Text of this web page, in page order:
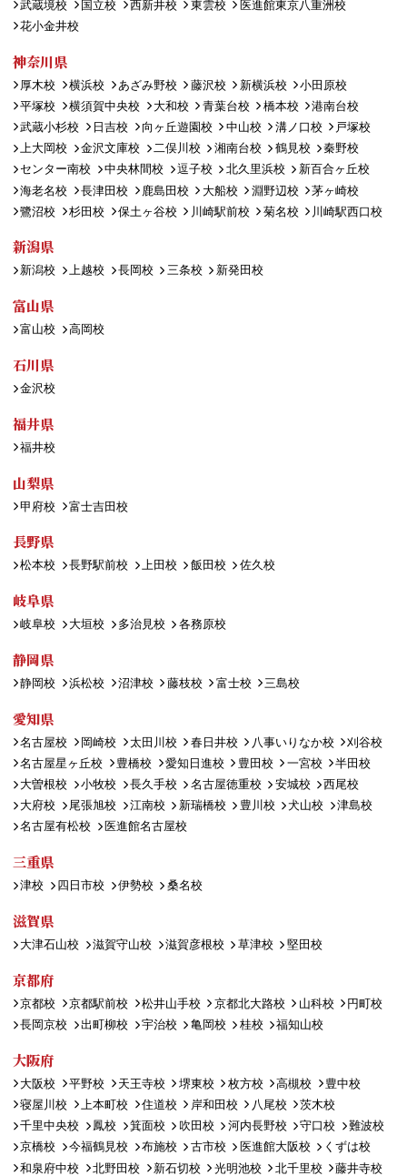
武蔵境校 国立校 西新井校 東雲校
医進館東京八重洲校
花小金井校
神奈川県
厚木校 横浜校 あざみ野校 藤沢校 新横浜校
小田原校
平塚校
横須賀中央校 大和校 青葉台校 橋本校
港南台校
武蔵小杉校
日吉校 向ヶ丘遊園校 中山校 溝ノ口校
戸塚校
上大岡校
金沢文庫校 二俣川校 湘南台校 鶴見校
秦野校
センター南校
中央林間校 逗子校 北久里浜校
新百合ヶ丘校
海老名校
長津田校 鹿島田校 大船校 淵野辺校
茅ヶ崎校
鷺沼校
杉田校 保土ヶ谷校 川崎駅前校 菊名校 川崎駅西口校
新潟県
新潟校 上越校 長岡校 三条校 新発田校
富山県
富山校 高岡校
石川県
金沢校
福井県
福井校
山梨県
甲府校 富士吉田校
長野県
松本校 長野駅前校 上田校 飯田校 佐久校
岐阜県
岐阜校 大垣校 多治見校 各務原校
静岡県
静岡校 浜松校 沼津校 藤枝校 富士校 三島校
愛知県
名古屋校 岡崎校 太田川校 春日井校 八事いりなか校
刈谷校
名古屋星ヶ丘校
豊橋校 愛知日進校 豊田校 一宮校
半田校
大曽根校
小牧校 長久手校 名古屋徳重校 安城校
西尾校
大府校
尾張旭校 江南校 新瑞橋校 豊川校 犬山校
津島校
名古屋有松校
医進館名古屋校
三重県
津校 四日市校 伊勢校 桑名校
滋賀県
大津石山校 滋賀守山校 滋賀彦根校 草津校 堅田校
京都府
京都校 京都駅前校 松井山手校 京都北大路校 山科校
円町校
長岡京校
出町柳校 宇治校 亀岡校 桂校 福知山校
大阪府
大阪校 平野校 天王寺校 堺東校 枚方校 高槻校
豊中校
寝屋川校
上本町校 住道校 岸和田校 八尾校
茨木校
千里中央校
鳳校 箕面校 吹田校 河内長野校 守口校
難波校
京橋校
今福鶴見校 布施校 古市校 医進館大阪校
くずは校
和泉府中校
北野田校 新石切校 光明池校 北千里校
藤井寺校